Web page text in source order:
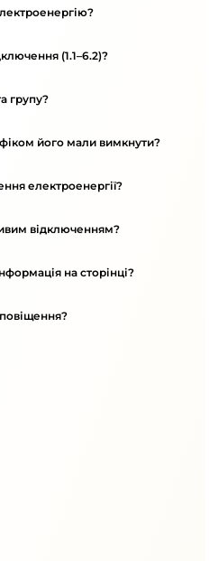
(1.1–6.2)?
групу?
його мали вимкнути?
електроенергії?
відключенням?
на сторінці?